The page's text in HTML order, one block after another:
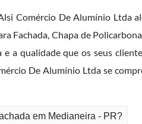
Comércio De Alumínio Ltda
Fachada, Chapa de
a qualidade que os seus
De Alumínio Ltda se
em Medianeira - PR?